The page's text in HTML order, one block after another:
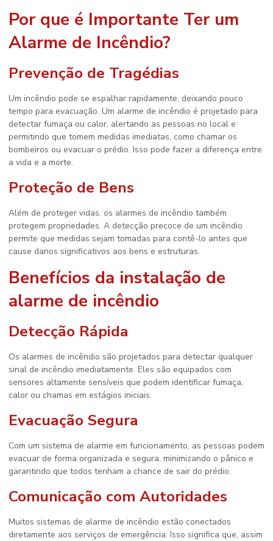
Por que é Importante Ter um
Alarme de Incêndio?
Prevenção de Tragédias
Um incêndio pode se espalhar rapidamente, deixando pouco
tempo para evacuação. Um alarme de incêndio é projetado para
detectar fumaça ou calor, alertando as pessoas no local e
permitindo que tomem medidas imediatas, como chamar os
bombeiros ou evacuar o prédio. Isso pode fazer a diferença entre
a vida e a morte.
Proteção de Bens
Além de proteger vidas, os alarmes de incêndio também
protegem propriedades. A detecção precoce de um incêndio
permite que medidas sejam tomadas para contê-lo antes que
cause danos significativos aos bens e estruturas.
Benefícios da instalação de
alarme de incêndio
Detecção Rápida
Os alarmes de incêndio são projetados para detectar qualquer
sinal de incêndio imediatamente. Eles são equipados com
sensores altamente sensíveis que podem identificar fumaça,
calor ou chamas em estágios iniciais.
Evacuação Segura
Com um sistema de alarme em funcionamento, as pessoas podem
evacuar de forma organizada e segura, minimizando o pânico e
garantindo que todos tenham a chance de sair do prédio.
Comunicação com Autoridades
Muitos sistemas de alarme de incêndio estão conectados
diretamente aos serviços de emergência. Isso significa que, assim